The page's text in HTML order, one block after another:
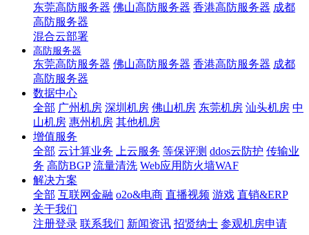
东莞高防服务器 佛山高防服务器 香港高防服务器 成都
高防服务器
混合云部署
高防服务器
东莞高防服务器 佛山高防服务器 香港高防服务器 成都
高防服务器
数据中心
全部 广州机房 深圳机房 佛山机房 东莞机房 汕头机房 中
山机房 惠州机房 其他机房
增值服务
全部 云计算业务 上云服务 等保评测 ddos云防护 传输业
务 高防BGP 流量清洗 Web应用防火墙WAF
解决方案
全部 互联网金融 o2o&电商 直播视频 游戏 直销&ERP
关于我们
注册登录 联系我们 新闻资讯 招贤纳士 参观机房申请